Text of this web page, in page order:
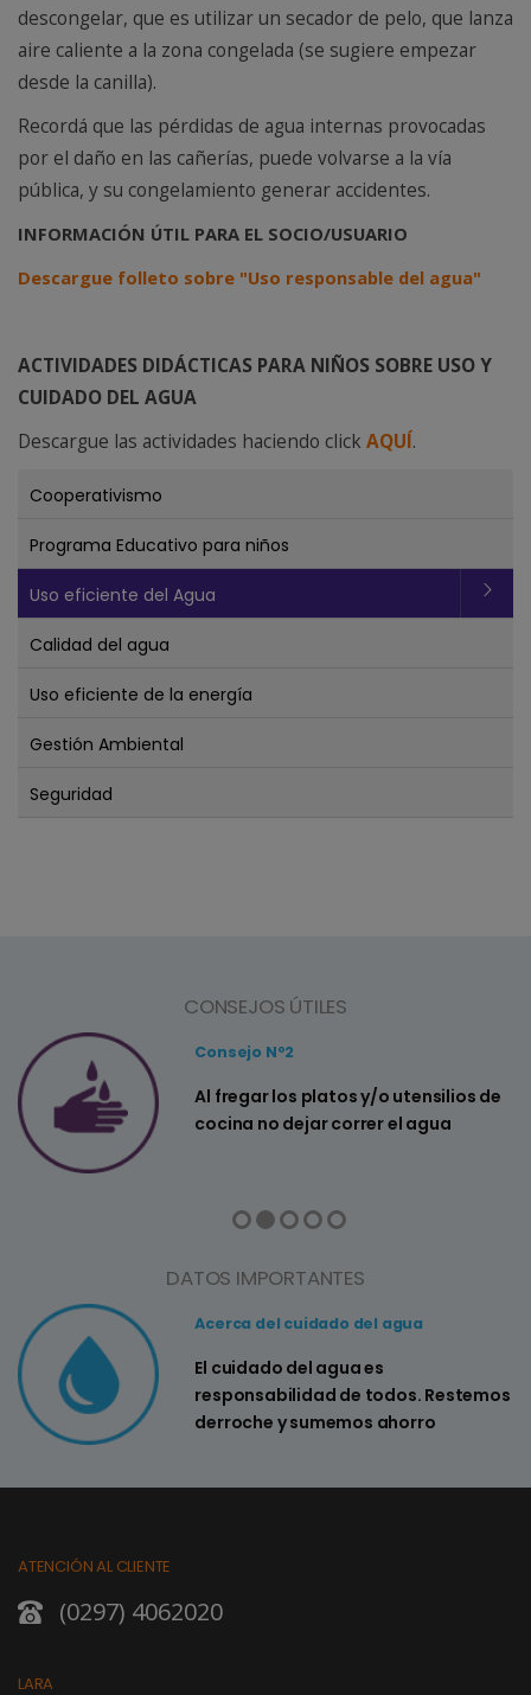
descongelar, que es utilizar un secador de pelo, que lanza
aire caliente a la zona congelada (se sugiere empezar
desde la canilla).
Recordá que las pérdidas de agua internas provocadas
por el daño en las cañerías, puede volvarse a la vía
pública, y su congelamiento generar accidentes.
INFORMACIÓN ÚTIL PARA EL SOCIO/USUARIO
Descargue folleto sobre "Uso responsable del agua"
ACTIVIDADES DIDÁCTICAS PARA NIÑOS SOBRE USO Y
CUIDADO DEL AGUA
Descargue las actividades haciendo click AQUÍ.
Cooperativismo
Programa Educativo para niños
Uso eficiente del Agua
Calidad del agua
Uso eficiente de la energía
Gestión Ambiental
Seguridad
CONSEJOS ÚTILES
Consejo Nº2
Al fregar los platos y/o utensilios de
cocina no dejar correr el agua
DATOS IMPORTANTES
Acerca del cuidado del agua
El cuidado del agua es
responsabilidad de todos. Restemos
derroche y sumemos ahorro
ATENCIÓN AL CLIENTE
(0297) 4062020
LARA